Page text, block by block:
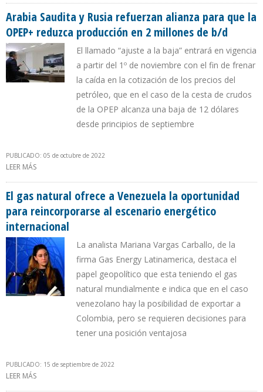
Arabia Saudita y Rusia refuerzan alianza para que la
OPEP+ reduzca producción en 2 millones de b/d
El llamado “ajuste a la baja” entrará en vigencia
a partir del 1º de noviembre con el fin de frenar
la caída en la cotización de los precios del
petróleo, que en el caso de la cesta de crudos
de la OPEP alcanza una baja de 12 dólares
desde principios de septiembre
PUBLICADO: 05 de octubre de 2022
LEER MÁS
El gas natural ofrece a Venezuela la oportunidad
para reincorporarse al escenario energético
internacional
La analista Mariana Vargas Carballo, de la
firma Gas Energy Latinamerica, destaca el
papel geopolítico que esta teniendo el gas
natural mundialmente e indica que en el caso
venezolano hay la posibilidad de exportar a
Colombia, pero se requieren decisiones para
tener una posición ventajosa
PUBLICADO: 15 de septiembre de 2022
LEER MÁS